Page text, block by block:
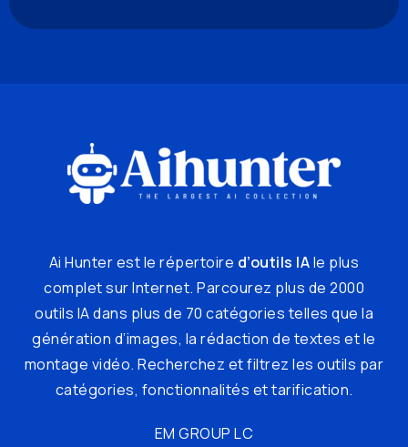
Ai Hunter est le répertoire d’outils IAle plus
complet sur Internet. Parcourez plus de 2000
outils IA dans plus de 70 catégories telles que la
génération d’images, la rédaction de textes et le
montage vidéo. Recherchez et filtrez les outils par
catégories, fonctionnalités et tarification.
EM GROUP LC